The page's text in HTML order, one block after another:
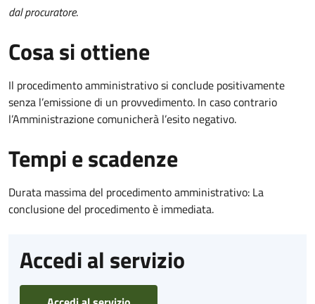
dal procuratore.
Cosa si ottiene
Il procedimento amministrativo si conclude positivamente
senza l’emissione di un provvedimento. In caso contrario
l’Amministrazione comunicherà l’esito negativo.
Tempi e scadenze
Durata massima del procedimento amministrativo: La
conclusione del procedimento è immediata.
Accedi al servizio